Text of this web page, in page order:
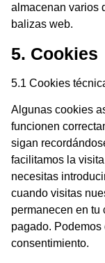
almacenan varios
balizas web.
5. Cookies
5.1 Cookies
Algunas cookies
funcionen
sigan
facilitamos la
necesitas
cuando visitas
permanecen en tu
pagado.
consentimiento.